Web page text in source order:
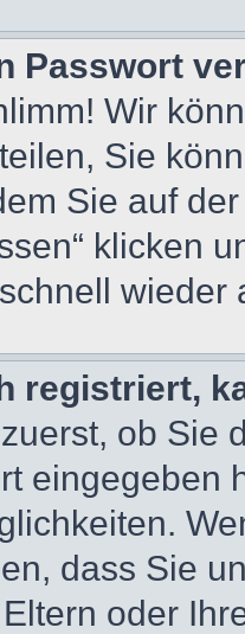
Passwort
Wir
Sie
Sie auf
klicken
wieder
registriert,
ob Sie
eingegeben
dass Sie
oder